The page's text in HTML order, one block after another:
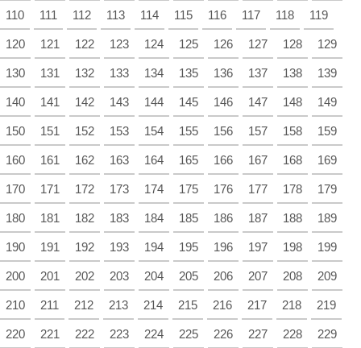
110 111 112 113 114 115 116 117 118 119
120 121 122 123 124 125 126 127 128 129
130 131 132 133 134 135 136 137 138 139
140 141 142 143 144 145 146 147 148 149
150 151 152 153 154 155 156 157 158 159
160 161 162 163 164 165 166 167 168 169
170 171 172 173 174 175 176 177 178 179
180 181 182 183 184 185 186 187 188 189
190 191 192 193 194 195 196 197 198 199
200 201 202 203 204 205 206 207 208 209
210 211 212 213 214 215 216 217 218 219
220 221 222 223 224 225 226 227 228 229